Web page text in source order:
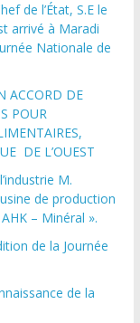
de l’État, S.E le
arrivé à Maradi
Nationale de
ACCORD DE
POUR
DE L’OUEST
M.
de production
– Minéral ».
de la Journée
de la